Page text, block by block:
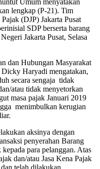
lengkap (P-21). Tim
(DJP) Jakarta Pusat
SDP berserta barang
Jakarta Pusat, Selasa
dan Hubungan Masyarakat
Haryadi mengatakan,
secara sengaja tidak
atau tidak menyetorkan
masa pajak Januari 2019
menimbulkan kerugian
aksinya dengan
penyerahan Barang
para pelanggan. Atas
dan/atau Jasa Kena Pajak
telah dilakukan